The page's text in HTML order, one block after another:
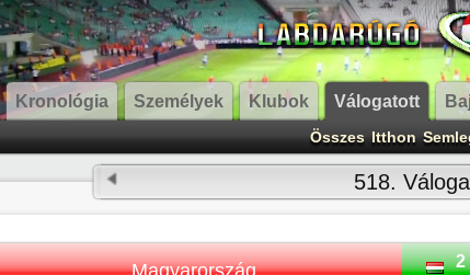
Kronológia Személyek Klubok Válogatott
Összes Itthon
518.
Magyarország